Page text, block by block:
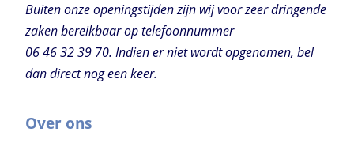
Buiten onze openingstijden zijn wij voor zeer dringende
zaken bereikbaar op telefoonnummer
06 46 32 39 70. Indien er niet wordt opgenomen, bel
dan direct nog een keer.
Over ons